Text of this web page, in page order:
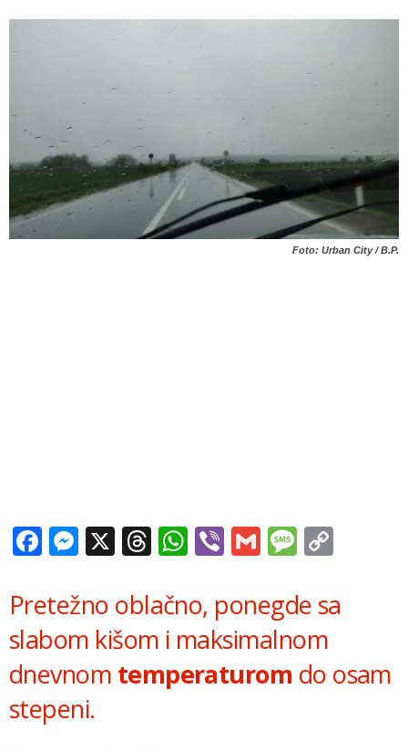
Foto: Urban City / B.P.
Facebook
Messenger
X Threads
WhatsApp
ViberGmail
Pretežno oblačno, ponegde sa
slabom kišom i maksimalnom
dnevnom temperaturom do osam
stepeni.